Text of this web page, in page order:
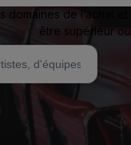
domaines de l’achat
être supérieur